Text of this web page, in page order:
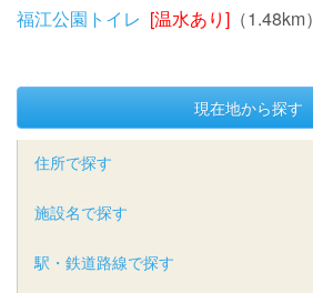
福江公園トイレ [温水あり] （1.48km）
現在地から探す
住所で探す
施設名で探す
駅・鉄道路線で探す